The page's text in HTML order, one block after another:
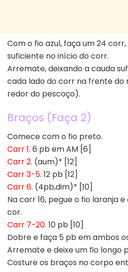
Com o fio azul, faça um 24
suficiente no início do corr.
Arremate, deixando a cauda
cada lado do corr na frente do
redor do pescoço).
Braços (Faça 2)
Comece com o fio preto.
Carr 1. 6 pb em AM [6]
Carr 2. (aum)* [12]
Carr 3-5. 12 pb [12]
Carr 6. (4pb,dim)* [10]
Na carr 16, pegue o fio laranja
cor.
Carr 7-20. 10 pb [10]
Dobre e faça 5 pb em ambos
Arremate e deixe um fio longo
Costure os braços no corpo